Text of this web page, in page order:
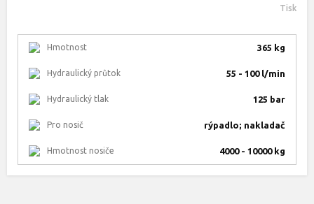
Tisk
Hmotnost 365 kg
Hydraulický průtok 55 - 100 l/min
Hydraulický tlak 125 bar
Pro nosič rýpadlo; nakladač
Hmotnost nosiče 4000 - 10000 kg